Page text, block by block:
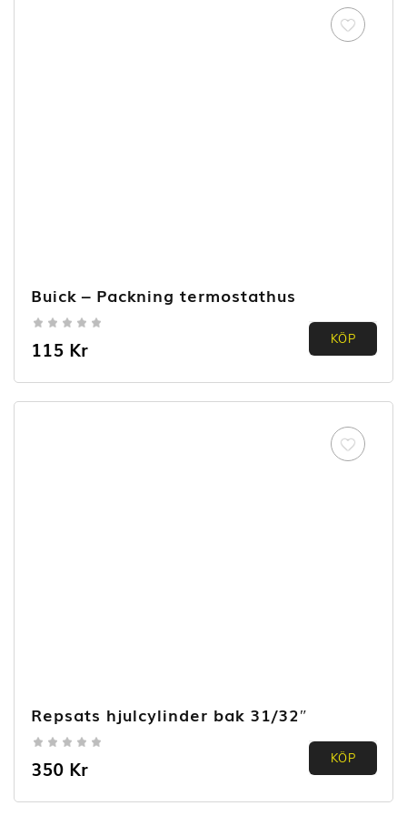
Buick – Packning termostathus
0.00
5
115 Kr KÖP
Repsats hjulcylinder bak 31/32″
0.00
5
350 Kr KÖP